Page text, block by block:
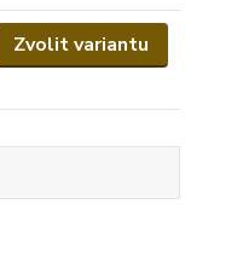
Zvolit variantu